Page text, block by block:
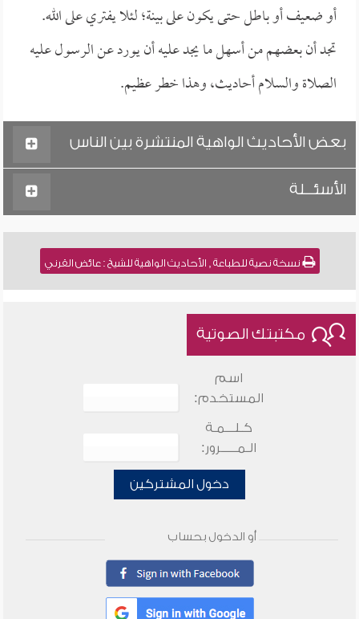
أو ضعيف أو باطل حتى يكون على بينة؛ لئلا يفتري على الله.
تجد أن بعضهم من أسهل ما يجد عليه أن يورد عن الرسول عليه
الصلاة والسلام أحاديث، وهذا خطر عظيم.
بعض الأحاديث الواهية المنتشرة بين الناس
الأسئـــلة
نسخة نصية للطباعة , الأحاديث الواهية للشيخ : عائض القرني
مكتبتك الصوتية
اسم
المستخدم:
كـلـــمـة
الـمـــــرور:
دخول المشتركين
أو الدخول بحساب